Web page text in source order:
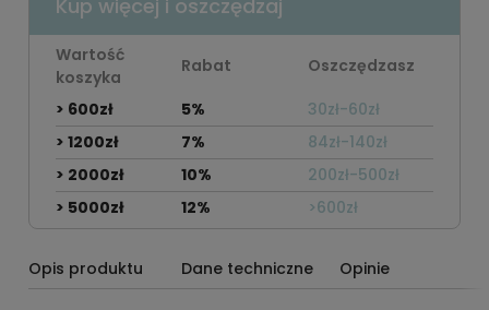
Kup więcej i oszczędzaj
Wartość
koszyka
Rabat
Oszczędzasz
> 600zł
5%
30zł-60zł
> 1200zł
7%
84zł-140zł
> 2000zł
10%
200zł-500zł
> 5000zł
12% >600zł
Opis produktu Dane techniczne Opinie